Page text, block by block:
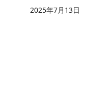
2025年7月13日